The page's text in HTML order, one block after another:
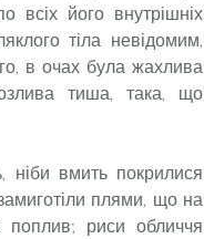
всіх його внутрішніх
тіла невідомим,
в очах була жахлива
тиша, така, що
ніби вмить покрилися
плями, що на
поплив; риси обличчя